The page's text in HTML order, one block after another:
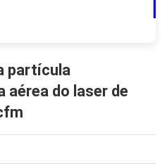
partícula
aérea do laser de